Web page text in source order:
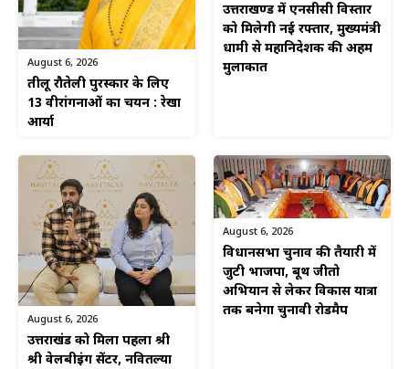
August 6, 2026
तीलू रौतेली पुरस्कार के लिए
13 वीरांगनाओं का चयन : रेखा
आर्या
उत्तराखण्ड में एनसीसी विस्तार
को मिलेगी नई रफ्तार, मुख्यमंत्री
धामी से महानिदेशक की अहम
मुलाकात
August 6, 2026
उत्तराखंड को मिला पहला श्री
श्री वेलबीइंग सेंटर, नवितल्या
August 6, 2026
विधानसभा चुनाव की तैयारी में
जुटी भाजपा, बूथ जीतो
अभियान से लेकर विकास यात्रा
तक बनेगा चुनावी रोडमैप